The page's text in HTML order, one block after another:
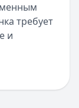
требует
и